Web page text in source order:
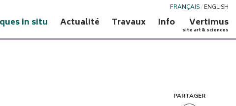
FRANÇAIS/ENGLISH
in situ Actualité Travaux Info Vertimus
site art & sciences
PARTAGER